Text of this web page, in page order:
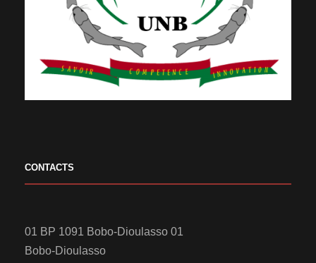
CONTACTS
01 BP 1091 Bobo-Dioulasso 01
Bobo-Dioulasso